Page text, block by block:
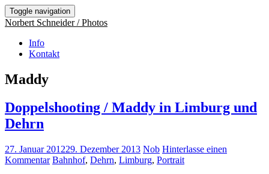
Toggle navigation
Norbert Schneider / Photos
Info
Kontakt
Maddy
Doppelshooting / Maddy in Limburg und
Dehrn
27. Januar 201229. Dezember 2013 Nob Hinterlasse einen
Kommentar Bahnhof, Dehrn, Limburg, Portrait